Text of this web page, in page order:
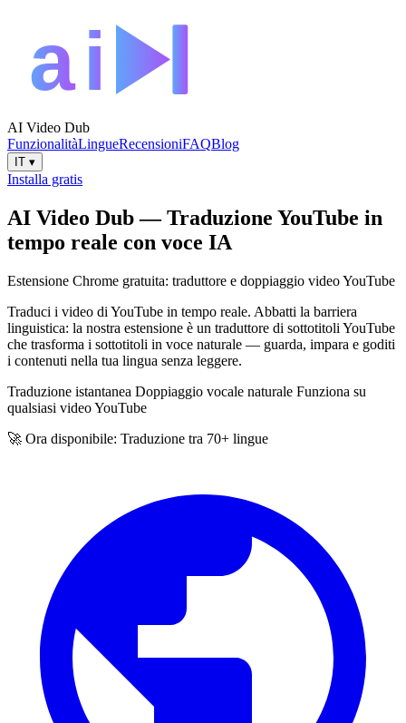
AI Video Dub
FunzionalitàLingueRecensioniFAQBlog
IT ▾
Installa gratis
AI Video Dub — Traduzione YouTube in
tempo reale con voce IA
Estensione Chrome gratuita: traduttore e doppiaggio video YouTube
Traduci i video di YouTube in tempo reale. Abbatti la barriera
linguistica: la nostra estensione è un traduttore di sottotitoli YouTube
che trasforma i sottotitoli in voce naturale — guarda, impara e goditi
i contenuti nella tua lingua senza leggere.
Traduzione istantanea Doppiaggio vocale naturale Funziona su
qualsiasi video YouTube
🚀 Ora disponibile: Traduzione tra 70+ lingue